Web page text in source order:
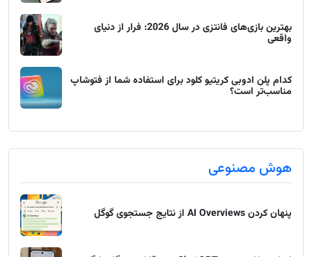
بهترین بازی‌های فانتزی در سال 2026: فرار از دنیای
واقعی
کدام پلن ادوبی کریتیو کلود برای استفاده شما از فتوشاپ
مناسب‌تر است؟
هوش مصنوعی
پنهان کردن AI Overviews از نتایج جستجوی گوگل